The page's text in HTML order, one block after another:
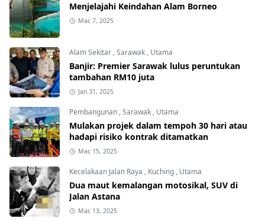
Menjelajahi Keindahan Alam Borneo
Mac 7, 2025
Alam Sekitar ,Sarawak , Utama
Banjir: Premier Sarawak lulus peruntukan
tambahan RM10 juta
Jan 31, 2025
Pembangunan ,Sarawak , Utama
Mulakan projek dalam tempoh 30 hari atau
hadapi risiko kontrak ditamatkan
Mac 15, 2025
Kecelakaan Jalan Raya , Kuching , Utama
Dua maut kemalangan motosikal, SUV di
Jalan Astana
Mac 13, 2025